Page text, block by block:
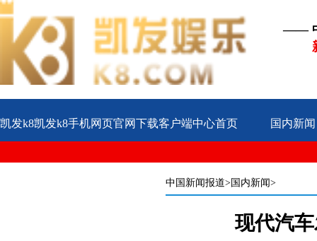
——
凯发k8凯发k8手机网页官网下载客户端中心首页 国内新闻
中国新闻报道>国内新闻>
现代汽